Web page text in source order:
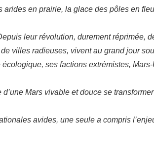
en prairie, la glace des pôles en
leur révolution, durement réprimée,
villes radieuses, vivent au grand jour
ses factions extrémistes,
Mars vivable et douce se
avides, une seule a compris